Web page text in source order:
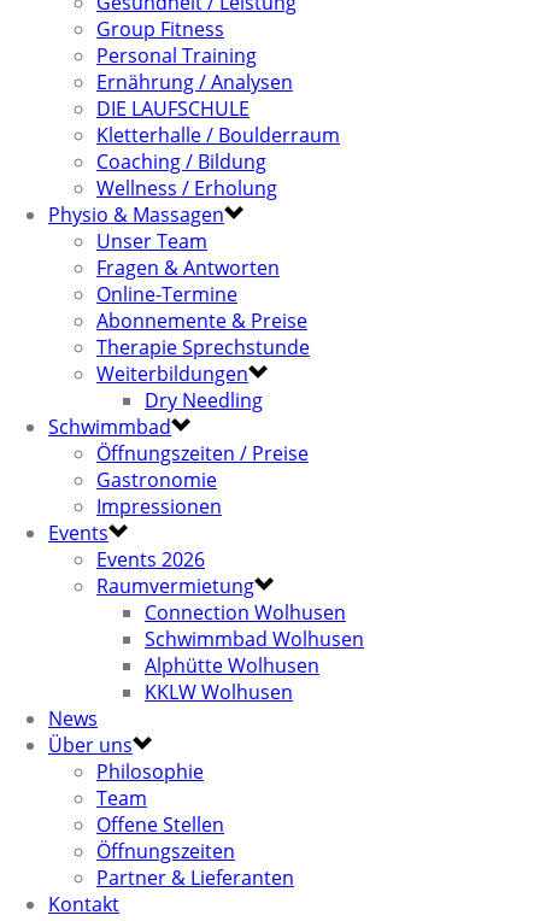
Group Fitness
Personal Training
Ernährung / Analysen
DIE LAUFSCHULE
Kletterhalle / Boulderraum
Coaching / Bildung
Wellness / Erholung
Physio & Massagen
Unser Team
Fragen & Antworten
Online-Termine
Abonnemente & Preise
Therapie Sprechstunde
Weiterbildungen
Dry Needling
Schwimmbad
Öffnungszeiten / Preise
Gastronomie
Impressionen
Events
Events 2026
Raumvermietung
Connection Wolhusen
Schwimmbad Wolhusen
Alphütte Wolhusen
KKLW Wolhusen
News
Über uns
Philosophie
Team
Offene Stellen
Öffnungszeiten
Partner & Lieferanten
Kontakt